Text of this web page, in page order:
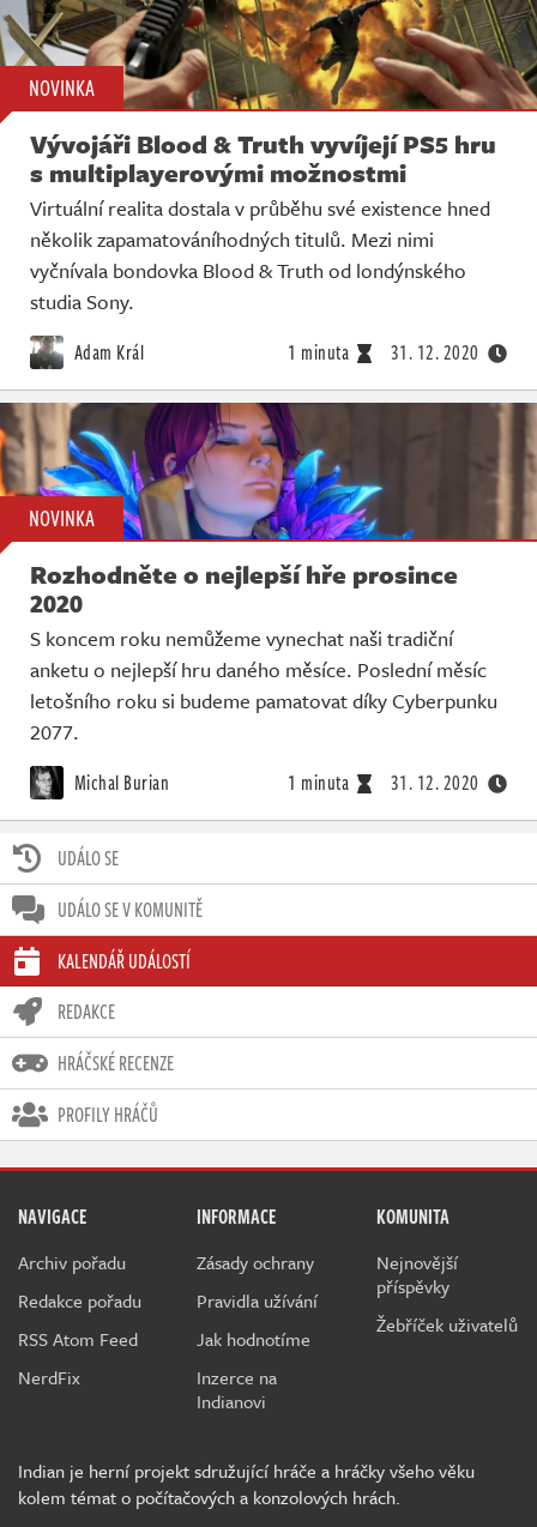
UDÁLO SE
UDÁLO SE V KOMUNITĚ
KALENDÁŘ UDÁLOSTÍ
REDAKCE
HRÁČSKÉ RECENZE
PROFILY HRÁČŮ
NOVINKA
Vývojáři Blood & Truth vyvíjejí PS5 hru
s multiplayerovými možnostmi
Virtuální realita dostala v průběhu své existence hned
několik zapamatováníhodných titulů. Mezi nimi
vyčnívala bondovka Blood & Truth od londýnského
studia Sony.
Adam Král 1 minuta 31. 12. 2020
NOVINKA
Rozhodněte o nejlepší hře prosince
2020
S koncem roku nemůžeme vynechat naši tradiční
anketu o nejlepší hru daného měsíce. Poslední měsíc
letošního roku si budeme pamatovat díky Cyberpunku
2077.
Michal Burian 1 minuta 31. 12. 2020
NAVIGACE
Archiv pořadu
Redakce pořadu
RSS Atom Feed
NerdFix
INFORMACE
Zásady ochrany
Pravidla užívání
Jak hodnotíme
Inzerce na
Indianovi
KOMUNITA
Nejnovější
příspěvky
Žebříček uživatelů
Indian je herní projekt sdružující hráče a hráčky všeho věku
kolem témat o počítačových a konzolových hrách.